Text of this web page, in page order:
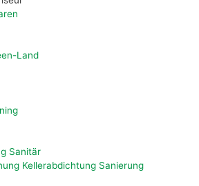
Land
Sanitär
Kellerabdichtung Sanierung